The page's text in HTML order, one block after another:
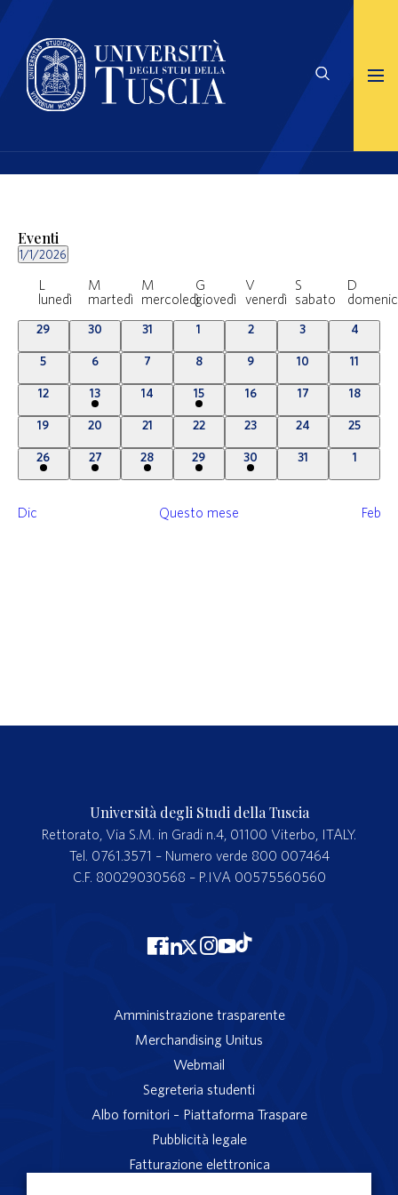
Eventi
1/1/2026
data.
Calendario
L
lunedì
M
martedì
M
mercoledì
G
giovedì
V
venerdì
S
sabato
D
0
29
0
30
0
31
01
0
2
0
3
0
4
0
5
0
6
0
7
0
8
0
9
010
0
11
0
12
2
eventi
13
014
1
evento
15
016
017
018
0
19
0
20
0
21
0
22
0
23
0
24
0
25
2
eventi
26
1
evento
27
5
eventi
28
1
evento
29
1
evento
30
0
31
01
Dic Questo mese Feb
Università degli Studi della Tuscia
Rettorato, Via S.M. in Gradi n.4, 01100 Viterbo, ITALY.
Tel. 0761.3571 – Numero verde 800 007464
C.F. 80029030568 – P.IVA 00575560560
Amministrazione trasparente
Merchandising Unitus
Webmail
Segreteria studenti
Albo fornitori – Piattaforma Traspare
Pubblicità legale
Fatturazione elettronica